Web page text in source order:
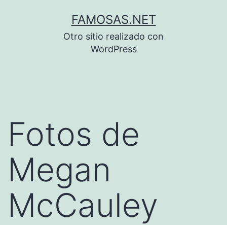
FAMOSAS.NET
Otro sitio realizado con
WordPress
Fotos de
Megan
McCauley